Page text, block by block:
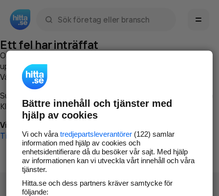
Ett fel har inträffat
Om du vill kan du
uppstod så att vi lättare och snabbare kan avhjälpa det.
Vänligen försök med följande:
Surfa till
Klicka påTillbaka-knappen i webbläsaren och försök igen
Vi beklagar besväret!
Till startsidan
Bättre innehåll och tjänster med
hjälp av cookies
Vi och våra tredjepartsleverantörer(122) samlar
information med hjälp av cookies och
enhetsidentifierare då du besöker vår sajt. Med hjälp
av informationen kan vi utveckla vårt innehåll och våra
tjänster.
Hitta.se och dess partners kräver samtycke för
följande: